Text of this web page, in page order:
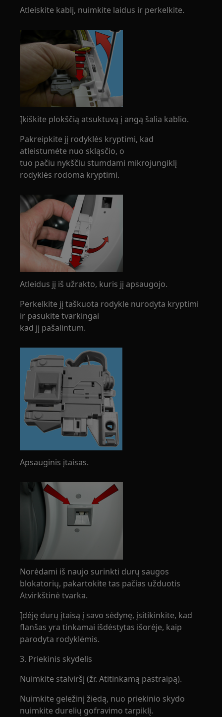
Atleiskite kablį, nuimkite laidus ir perkelkite.
Įkiškite plokščią atsuktuvą į angą šalia kablio.
Pakreipkite jį rodyklės kryptimi, kad
atleistumėte nuo skląsčio, o
tuo pačiu nykščiu stumdami mikrojungiklį
rodyklės rodoma kryptimi.
Atleidus jį iš užrakto, kuris jį apsaugojo.
Perkelkite jį taškuota rodykle nurodyta kryptimi
ir pasukite tvarkingai
kad jį pašalintum.
Apsauginis įtaisas.
Norėdami iš naujo surinkti durų saugos
blokatorių, pakartokite tas pačias užduotis
Atvirkštinė tvarka.
Įdėję durų įtaisą į savo sėdynę, įsitikinkite, kad
flanšas yra tinkamai išdėstytas išorėje, kaip
parodyta rodyklėmis.
3. Priekinis skydelis
Nuimkite stalviršį (žr. Atitinkamą pastraipą).
Nuimkite geležinį žiedą, nuo priekinio skydo
nuimkite durelių gofravimo tarpiklį.